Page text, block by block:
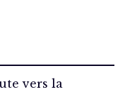
vers la